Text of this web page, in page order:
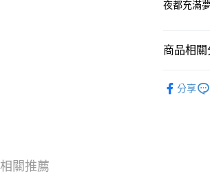
付款後全
7-11取貨
付款後7-
夜都充滿
商品相關
分享
相關推薦